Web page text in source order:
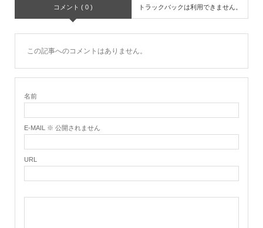
コメント ( 0 ) トラックバックは利用できません。
この記事へのコメントはありません。
名前
E-MAIL ※ 公開されません
URL